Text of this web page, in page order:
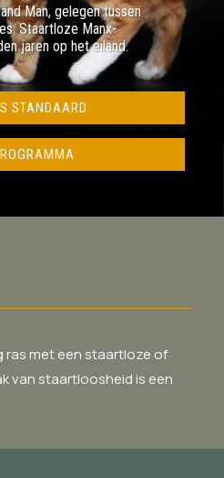
Man, gelegen tussen
Staartloze Manx-
jaren op het eiland.
STANDAARD
ras met een staartloze of
van staartloosheid is een